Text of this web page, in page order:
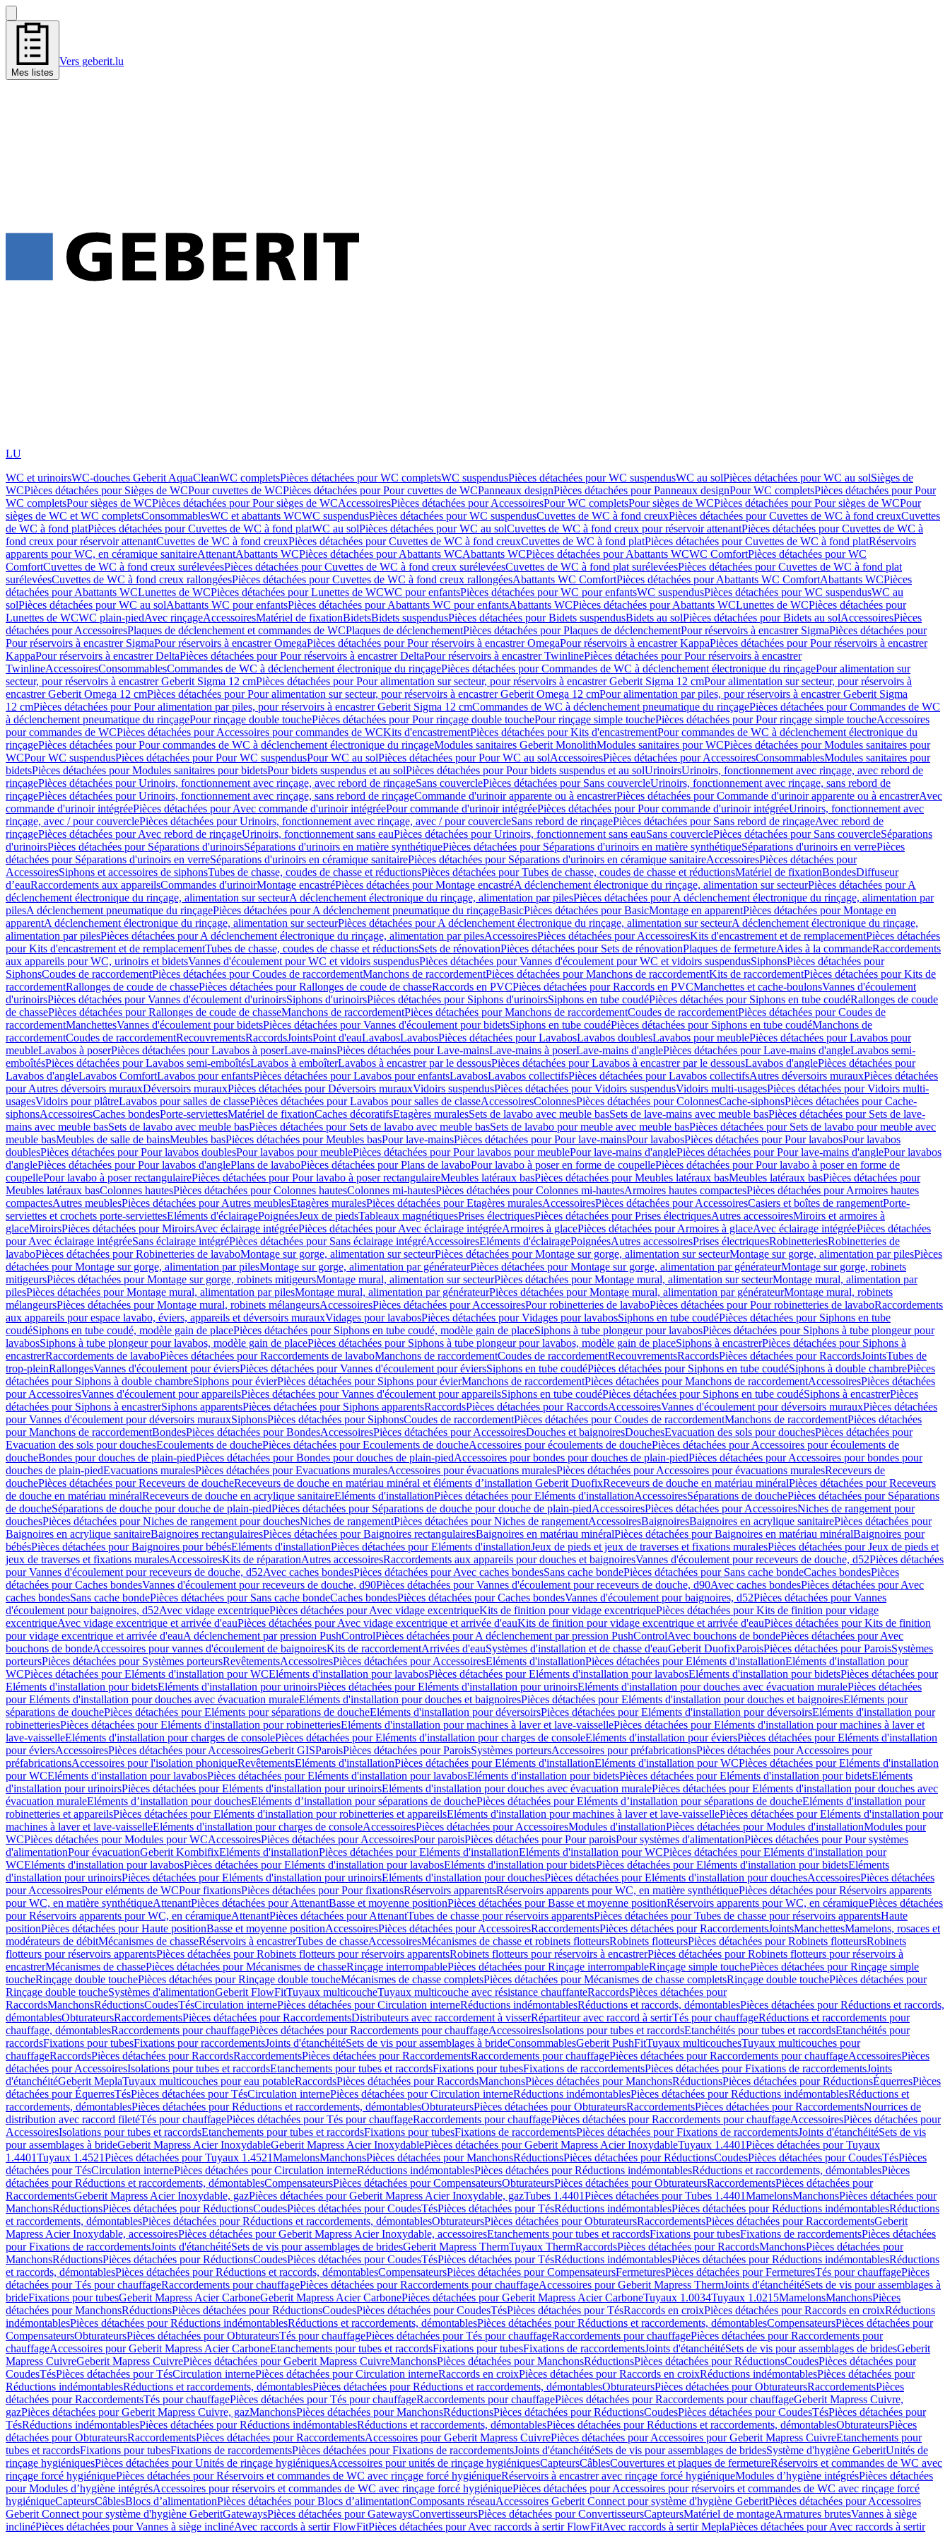
Mes listes
Vers geberit.lu
LU
WC et urinoirsWC-douches Geberit AquaCleanWC completsPièces détachées pour WC completsWC suspendusPièces détachées pour WC suspendusWC au solPièces détachées pour WC au solSièges de
WCPièces détachées pour Sièges de WCPour cuvettes de WCPièces détachées pour Pour cuvettes de WCPanneaux designPièces détachées pour Panneaux designPour WC completsPièces détachées pour Pour
WC completsPour sièges de WCPièces détachées pour Pour sièges de WCAccessoiresPièces détachées pour AccessoiresPour WC completsPour sièges de WCPièces détachées pour Pour sièges de WCPour
sièges de WC et WC completsConsommablesWC et abattants WCWC suspendusPièces détachées pour WC suspendusCuvettes de WC à fond creuxPièces détachées pour Cuvettes de WC à fond creuxCuvettes
de WC à fond platPièces détachées pour Cuvettes de WC à fond platWC au solPièces détachées pour WC au solCuvettes de WC à fond creux pour réservoir attenantPièces détachées pour Cuvettes de WC à
fond creux pour réservoir attenantCuvettes de WC à fond creuxPièces détachées pour Cuvettes de WC à fond creuxCuvettes de WC à fond platPièces détachées pour Cuvettes de WC à fond platRéservoirs
apparents pour WC, en céramique sanitaireAttenantAbattants WCPièces détachées pour Abattants WCAbattants WCPièces détachées pour Abattants WCWC ComfortPièces détachées pour WC
ComfortCuvettes de WC à fond creux surélevéesPièces détachées pour Cuvettes de WC à fond creux surélevéesCuvettes de WC à fond plat surélevéesPièces détachées pour Cuvettes de WC à fond plat
surélevéesCuvettes de WC à fond creux rallongéesPièces détachées pour Cuvettes de WC à fond creux rallongéesAbattants WC ComfortPièces détachées pour Abattants WC ComfortAbattants WCPièces
détachées pour Abattants WCLunettes de WCPièces détachées pour Lunettes de WCWC pour enfantsPièces détachées pour WC pour enfantsWC suspendusPièces détachées pour WC suspendusWC au
solPièces détachées pour WC au solAbattants WC pour enfantsPièces détachées pour Abattants WC pour enfantsAbattants WCPièces détachées pour Abattants WCLunettes de WCPièces détachées pour
Lunettes de WCWC plain-piedAvec rinçageAccessoiresMatériel de fixationBidetsBidets suspendusPièces détachées pour Bidets suspendusBidets au solPièces détachées pour Bidets au solAccessoiresPièces
détachées pour AccessoiresPlaques de déclenchement et commandes de WCPlaques de déclenchementPièces détachées pour Plaques de déclenchementPour réservoirs à encastrer SigmaPièces détachées pour
Pour réservoirs à encastrer SigmaPour réservoirs à encastrer OmegaPièces détachées pour Pour réservoirs à encastrer OmegaPour réservoirs à encastrer KappaPièces détachées pour Pour réservoirs à encastrer
KappaPour réservoirs à encastrer DeltaPièces détachées pour Pour réservoirs à encastrer DeltaPour réservoirs à encastrer TwinlinePièces détachées pour Pour réservoirs à encastrer
TwinlineAccessoiresConsommablesCommandes de WC à déclenchement électronique du rinçagePièces détachées pour Commandes de WC à déclenchement électronique du rinçagePour alimentation sur
secteur, pour réservoirs à encastrer Geberit Sigma 12 cmPièces détachées pour Pour alimentation sur secteur, pour réservoirs à encastrer Geberit Sigma 12 cmPour alimentation sur secteur, pour réservoirs à
encastrer Geberit Omega 12 cmPièces détachées pour Pour alimentation sur secteur, pour réservoirs à encastrer Geberit Omega 12 cmPour alimentation par piles, pour réservoirs à encastrer Geberit Sigma
12 cmPièces détachées pour Pour alimentation par piles, pour réservoirs à encastrer Geberit Sigma 12 cmCommandes de WC à déclenchement pneumatique du rinçagePièces détachées pour Commandes de WC
à déclenchement pneumatique du rinçagePour rinçage double touchePièces détachées pour Pour rinçage double touchePour rinçage simple touchePièces détachées pour Pour rinçage simple toucheAccessoires
pour commandes de WCPièces détachées pour Accessoires pour commandes de WCKits d'encastrementPièces détachées pour Kits d'encastrementPour commandes de WC à déclenchement électronique du
rinçagePièces détachées pour Pour commandes de WC à déclenchement électronique du rinçageModules sanitaires Geberit MonolithModules sanitaires pour WCPièces détachées pour Modules sanitaires pour
WCPour WC suspendusPièces détachées pour Pour WC suspendusPour WC au solPièces détachées pour Pour WC au solAccessoiresPièces détachées pour AccessoiresConsommablesModules sanitaires pour
bidetsPièces détachées pour Modules sanitaires pour bidetsPour bidets suspendus et au solPièces détachées pour Pour bidets suspendus et au solUrinoirsUrinoirs, fonctionnement avec rinçage, avec rebord de
rinçagePièces détachées pour Urinoirs, fonctionnement avec rinçage, avec rebord de rinçageSans couverclePièces détachées pour Sans couvercleUrinoirs, fonctionnement avec rinçage, sans rebord de
rinçagePièces détachées pour Urinoirs, fonctionnement avec rinçage, sans rebord de rinçageCommande d'urinoir apparente ou à encastrerPièces détachées pour Commande d'urinoir apparente ou à encastrerAvec
commande d'urinoir intégréePièces détachées pour Avec commande d'urinoir intégréePour commande d'urinoir intégréePièces détachées pour Pour commande d'urinoir intégréeUrinoirs, fonctionnement avec
rinçage, avec / pour couverclePièces détachées pour Urinoirs, fonctionnement avec rinçage, avec / pour couvercleSans rebord de rinçagePièces détachées pour Sans rebord de rinçageAvec rebord de
rinçagePièces détachées pour Avec rebord de rinçageUrinoirs, fonctionnement sans eauPièces détachées pour Urinoirs, fonctionnement sans eauSans couverclePièces détachées pour Sans couvercleSéparations
d'urinoirsPièces détachées pour Séparations d'urinoirsSéparations d'urinoirs en matière synthétiquePièces détachées pour Séparations d'urinoirs en matière synthétiqueSéparations d'urinoirs en verrePièces
détachées pour Séparations d'urinoirs en verreSéparations d'urinoirs en céramique sanitairePièces détachées pour Séparations d'urinoirs en céramique sanitaireAccessoiresPièces détachées pour
AccessoiresSiphons et accessoires de siphonsTubes de chasse, coudes de chasse et réductionsPièces détachées pour Tubes de chasse, coudes de chasse et réductionsMatériel de fixationBondesDiffuseur
d’eauRaccordements aux appareilsCommandes d'urinoirMontage encastréPièces détachées pour Montage encastréA déclenchement électronique du rinçage, alimentation sur secteurPièces détachées pour A
déclenchement électronique du rinçage, alimentation sur secteurA déclenchement électronique du rinçage, alimentation par pilesPièces détachées pour A déclenchement électronique du rinçage, alimentation par
pilesA déclenchement pneumatique du rinçagePièces détachées pour A déclenchement pneumatique du rinçageBasicPièces détachées pour BasicMontage en apparentPièces détachées pour Montage en
apparentA déclenchement électronique du rinçage, alimentation sur secteurPièces détachées pour A déclenchement électronique du rinçage, alimentation sur secteurA déclenchement électronique du rinçage,
alimentation par pilesPièces détachées pour A déclenchement électronique du rinçage, alimentation par pilesAccessoiresPièces détachées pour AccessoiresKits d'encastrement et de remplacementPièces détachées
pour Kits d'encastrement et de remplacementTubes de chasse, coudes de chasse et réductionsSets de rénovationPièces détachées pour Sets de rénovationPlaques de fermetureAides à la commandeRaccordements
aux appareils pour WC, urinoirs et bidetsVannes d'écoulement pour WC et vidoirs suspendusPièces détachées pour Vannes d'écoulement pour WC et vidoirs suspendusSiphonsPièces détachées pour
SiphonsCoudes de raccordementPièces détachées pour Coudes de raccordementManchons de raccordementPièces détachées pour Manchons de raccordementKits de raccordementPièces détachées pour Kits de
raccordementRallonges de coude de chassePièces détachées pour Rallonges de coude de chasseRaccords en PVCPièces détachées pour Raccords en PVCManchettes et cache-boulonsVannes d'écoulement
d'urinoirsPièces détachées pour Vannes d'écoulement d'urinoirsSiphons d'urinoirsPièces détachées pour Siphons d'urinoirsSiphons en tube coudéPièces détachées pour Siphons en tube coudéRallonges de coude
de chassePièces détachées pour Rallonges de coude de chasseManchons de raccordementPièces détachées pour Manchons de raccordementCoudes de raccordementPièces détachées pour Coudes de
raccordementManchettesVannes d'écoulement pour bidetsPièces détachées pour Vannes d'écoulement pour bidetsSiphons en tube coudéPièces détachées pour Siphons en tube coudéManchons de
raccordementCoudes de raccordementRecouvrementsRaccordsJointsPoint d'eauLavabosLavabosPièces détachées pour LavabosLavabos doublesLavabos pour meublePièces détachées pour Lavabos pour
meubleLavabos à poserPièces détachées pour Lavabos à poserLave-mainsPièces détachées pour Lave-mainsLave-mains à poserLave-mains d'anglePièces détachées pour Lave-mains d'angleLavabos semi-
emboîtésPièces détachées pour Lavabos semi-emboîtésLavabos à emboîterLavabos à encastrer par le dessousPièces détachées pour Lavabos à encastrer par le dessousLavabos d'anglePièces détachées pour
Lavabos d'angleLavabos ComfortLavabos pour enfantsPièces détachées pour Lavabos pour enfantsLavabosLavabos collectifsPièces détachées pour Lavabos collectifsAutres déversoirs murauxPièces détachées
pour Autres déversoirs murauxDéversoirs murauxPièces détachées pour Déversoirs murauxVidoirs suspendusPièces détachées pour Vidoirs suspendusVidoirs multi-usagesPièces détachées pour Vidoirs multi-
usagesVidoirs pour plâtreLavabos pour salles de classePièces détachées pour Lavabos pour salles de classeAccessoiresColonnesPièces détachées pour ColonnesCache-siphonsPièces détachées pour Cache-
siphonsAccessoiresCaches bondesPorte-serviettesMatériel de fixationCaches décoratifsEtagères muralesSets de lavabo avec meuble basSets de lave-mains avec meuble basPièces détachées pour Sets de lave-
mains avec meuble basSets de lavabo avec meuble basPièces détachées pour Sets de lavabo avec meuble basSets de lavabo pour meuble avec meuble basPièces détachées pour Sets de lavabo pour meuble avec
meuble basMeubles de salle de bainsMeubles basPièces détachées pour Meubles basPour lave-mainsPièces détachées pour Pour lave-mainsPour lavabosPièces détachées pour Pour lavabosPour lavabos
doublesPièces détachées pour Pour lavabos doublesPour lavabos pour meublePièces détachées pour Pour lavabos pour meublePour lave-mains d'anglePièces détachées pour Pour lave-mains d'anglePour lavabos
d'anglePièces détachées pour Pour lavabos d'anglePlans de lavaboPièces détachées pour Plans de lavaboPour lavabo à poser en forme de coupellePièces détachées pour Pour lavabo à poser en forme de
coupellePour lavabo à poser rectangulairePièces détachées pour Pour lavabo à poser rectangulaireMeubles latéraux basPièces détachées pour Meubles latéraux basMeubles latéraux basPièces détachées pour
Meubles latéraux basColonnes hautesPièces détachées pour Colonnes hautesColonnes mi-hautesPièces détachées pour Colonnes mi-hautesArmoires hautes compactesPièces détachées pour Armoires hautes
compactesAutres meublesPièces détachées pour Autres meublesEtagères muralesPièces détachées pour Etagères muralesAccessoiresPièces détachées pour AccessoiresCasiers et boîtes de rangementPorte-
serviettes et crochets porte-serviettesEléments d'éclairagePoignéesJeux de piedsTableaux magnétiquesPrises électriquesPièces détachées pour Prises électriquesAutres accessoiresMiroirs et armoires à
glaceMiroirsPièces détachées pour MiroirsAvec éclairage intégréePièces détachées pour Avec éclairage intégréeArmoires à glacePièces détachées pour Armoires à glaceAvec éclairage intégréePièces détachées
pour Avec éclairage intégréeSans éclairage intégréPièces détachées pour Sans éclairage intégréAccessoiresEléments d'éclairagePoignéesAutres accessoiresPrises électriquesRobinetteriesRobinetteries de
lavaboPièces détachées pour Robinetteries de lavaboMontage sur gorge, alimentation sur secteurPièces détachées pour Montage sur gorge, alimentation sur secteurMontage sur gorge, alimentation par pilesPièces
détachées pour Montage sur gorge, alimentation par pilesMontage sur gorge, alimentation par générateurPièces détachées pour Montage sur gorge, alimentation par générateurMontage sur gorge, robinets
mitigeursPièces détachées pour Montage sur gorge, robinets mitigeursMontage mural, alimentation sur secteurPièces détachées pour Montage mural, alimentation sur secteurMontage mural, alimentation par
pilesPièces détachées pour Montage mural, alimentation par pilesMontage mural, alimentation par générateurPièces détachées pour Montage mural, alimentation par générateurMontage mural, robinets
mélangeursPièces détachées pour Montage mural, robinets mélangeursAccessoiresPièces détachées pour AccessoiresPour robinetteries de lavaboPièces détachées pour Pour robinetteries de lavaboRaccordements
aux appareils pour espace lavabo, éviers, appareils et déversoirs murauxVidages pour lavabosPièces détachées pour Vidages pour lavabosSiphons en tube coudéPièces détachées pour Siphons en tube
coudéSiphons en tube coudé, modèle gain de placePièces détachées pour Siphons en tube coudé, modèle gain de placeSiphons à tube plongeur pour lavabosPièces détachées pour Siphons à tube plongeur pour
lavabosSiphons à tube plongeur pour lavabos, modèle gain de placePièces détachées pour Siphons à tube plongeur pour lavabos, modèle gain de placeSiphons à encastrerPièces détachées pour Siphons à
encastrerRaccordements de lavaboPièces détachées pour Raccordements de lavaboManchons de raccordementCoudes de raccordementRecouvrementsRaccordsPièces détachées pour RaccordsJointsTubes de
trop-pleinRallongesVannes d'écoulement pour éviersPièces détachées pour Vannes d'écoulement pour éviersSiphons en tube coudéPièces détachées pour Siphons en tube coudéSiphons à double chambrePièces
détachées pour Siphons à double chambreSiphons pour évierPièces détachées pour Siphons pour évierManchons de raccordementPièces détachées pour Manchons de raccordementAccessoiresPièces détachées
pour AccessoiresVannes d'écoulement pour appareilsPièces détachées pour Vannes d'écoulement pour appareilsSiphons en tube coudéPièces détachées pour Siphons en tube coudéSiphons à encastrerPièces
détachées pour Siphons à encastrerSiphons apparentsPièces détachées pour Siphons apparentsRaccordsPièces détachées pour RaccordsAccessoiresVannes d'écoulement pour déversoirs murauxPièces détachées
pour Vannes d'écoulement pour déversoirs murauxSiphonsPièces détachées pour SiphonsCoudes de raccordementPièces détachées pour Coudes de raccordementManchons de raccordementPièces détachées
pour Manchons de raccordementBondesPièces détachées pour BondesAccessoiresPièces détachées pour AccessoiresDouches et baignoiresDouchesEvacuation des sols pour douchesPièces détachées pour
Evacuation des sols pour douchesEcoulements de douchePièces détachées pour Ecoulements de doucheAccessoires pour écoulements de douchePièces détachées pour Accessoires pour écoulements de
doucheBondes pour douches de plain-piedPièces détachées pour Bondes pour douches de plain-piedAccessoires pour bondes pour douches de plain-piedPièces détachées pour Accessoires pour bondes pour
douches de plain-piedEvacuations muralesPièces détachées pour Evacuations muralesAccessoires pour évacuations muralesPièces détachées pour Accessoires pour évacuations muralesReceveurs de
douchePièces détachées pour Receveurs de doucheReceveurs de douche en matériau minéral et éléments d’installation Geberit DuofixReceveurs de douche en matériau minéralPièces détachées pour Receveurs
de douche en matériau minéralReceveurs de douche en acrylique sanitaireEléments d'installationPièces détachées pour Eléments d'installationAccessoiresSéparations de douchePièces détachées pour Séparations
de doucheSéparations de douche pour douche de plain-piedPièces détachées pour Séparations de douche pour douche de plain-piedAccessoiresPièces détachées pour AccessoiresNiches de rangement pour
douchesPièces détachées pour Niches de rangement pour douchesNiches de rangementPièces détachées pour Niches de rangementAccessoiresBaignoiresBaignoires en acrylique sanitairePièces détachées pour
Baignoires en acrylique sanitaireBaignoires rectangulairesPièces détachées pour Baignoires rectangulairesBaignoires en matériau minéralPièces détachées pour Baignoires en matériau minéralBaignoires pour
bébésPièces détachées pour Baignoires pour bébésEléments d'installationPièces détachées pour Eléments d'installationJeux de pieds et jeux de traverses et fixations muralesPièces détachées pour Jeux de pieds et
jeux de traverses et fixations muralesAccessoiresKits de réparationAutres accessoiresRaccordements aux appareils pour douches et baignoiresVannes d'écoulement pour receveurs de douche, d52Pièces détachées
pour Vannes d'écoulement pour receveurs de douche, d52Avec caches bondesPièces détachées pour Avec caches bondesSans cache bondePièces détachées pour Sans cache bondeCaches bondesPièces
détachées pour Caches bondesVannes d'écoulement pour receveurs de douche, d90Pièces détachées pour Vannes d'écoulement pour receveurs de douche, d90Avec caches bondesPièces détachées pour Avec
caches bondesSans cache bondePièces détachées pour Sans cache bondeCaches bondesPièces détachées pour Caches bondesVannes d'écoulement pour baignoires, d52Pièces détachées pour Vannes
d'écoulement pour baignoires, d52Avec vidage excentriquePièces détachées pour Avec vidage excentriqueKits de finition pour vidage excentriquePièces détachées pour Kits de finition pour vidage
excentriqueAvec vidage excentrique et arrivée d'eauPièces détachées pour Avec vidage excentrique et arrivée d'eauKits de finition pour vidage excentrique et arrivée d'eauPièces détachées pour Kits de finition
pour vidage excentrique et arrivée d'eauA déclenchement par pression PushControlPièces détachées pour A déclenchement par pression PushControlAvec bouchons de bondePièces détachées pour Avec
bouchons de bondeAccessoires pour vannes d'écoulement de baignoiresKits de raccordementArrivées d'eauSystèmes d'installation et de chasse d'eauGeberit DuofixParoisPièces détachées pour ParoisSystèmes
porteursPièces détachées pour Systèmes porteursRevêtementsAccessoiresPièces détachées pour AccessoiresEléments d'installationPièces détachées pour Eléments d'installationEléments d'installation pour
WCPièces détachées pour Eléments d'installation pour WCEléments d'installation pour lavabosPièces détachées pour Eléments d'installation pour lavabosEléments d'installation pour bidetsPièces détachées pour
Eléments d'installation pour bidetsEléments d'installation pour urinoirsPièces détachées pour Eléments d'installation pour urinoirsEléments d'installation pour douches avec évacuation muralePièces détachées
pour Eléments d'installation pour douches avec évacuation muraleEléments d'installation pour douches et baignoiresPièces détachées pour Eléments d'installation pour douches et baignoiresEléments pour
séparations de douchePièces détachées pour Eléments pour séparations de doucheEléments d'installation pour déversoirsPièces détachées pour Eléments d'installation pour déversoirsEléments d'installation pour
robinetteriesPièces détachées pour Eléments d'installation pour robinetteriesEléments d'installation pour machines à laver et lave-vaissellePièces détachées pour Eléments d'installation pour machines à laver et
lave-vaisselleEléments d'installation pour charges de consolePièces détachées pour Eléments d'installation pour charges de consoleEléments d'installation pour éviersPièces détachées pour Eléments d'installation
pour éviersAccessoiresPièces détachées pour AccessoiresGeberit GISParoisPièces détachées pour ParoisSystèmes porteursAccessoires pour préfabricationsPièces détachées pour Accessoires pour
préfabricationsAccessoires pour l'isolation phoniqueRevêtementsEléments d'installationPièces détachées pour Eléments d'installationEléments d'installation pour WCPièces détachées pour Eléments d'installation
pour WCEléments d'installation pour lavabosPièces détachées pour Eléments d'installation pour lavabosEléments d'installation pour bidetsPièces détachées pour Eléments d'installation pour bidetsEléments
d'installation pour urinoirsPièces détachées pour Eléments d'installation pour urinoirsEléments d'installation pour douches avec évacuation muralePièces détachées pour Eléments d'installation pour douches avec
évacuation muraleEléments d’installation pour douchesEléments d’installation pour séparations de douchePièces détachées pour Eléments d’installation pour séparations de doucheEléments d'installation pour
robinetteries et appareilsPièces détachées pour Eléments d'installation pour robinetteries et appareilsEléments d'installation pour machines à laver et lave-vaissellePièces détachées pour Eléments d'installation pour
machines à laver et lave-vaisselleEléments d'installation pour charges de consoleAccessoiresPièces détachées pour AccessoiresModules d'installationPièces détachées pour Modules d'installationModules pour
WCPièces détachées pour Modules pour WCAccessoiresPièces détachées pour AccessoiresPour paroisPièces détachées pour Pour paroisPour systèmes d'alimentationPièces détachées pour Pour systèmes
d'alimentationPour évacuationGeberit KombifixEléments d'installationPièces détachées pour Eléments d'installationEléments d'installation pour WCPièces détachées pour Eléments d'installation pour
WCEléments d'installation pour lavabosPièces détachées pour Eléments d'installation pour lavabosEléments d'installation pour bidetsPièces détachées pour Eléments d'installation pour bidetsEléments
d'installation pour urinoirsPièces détachées pour Eléments d'installation pour urinoirsEléments d'installation pour douchesPièces détachées pour Eléments d'installation pour douchesAccessoiresPièces détachées
pour AccessoiresPour eléments de WCPour fixationsPièces détachées pour Pour fixationsRéservoirs apparentsRéservoirs apparents pour WC, en matière synthétiquePièces détachées pour Réservoirs apparents
pour WC, en matière synthétiqueAttenantPièces détachées pour AttenantBasse et moyenne positionPièces détachées pour Basse et moyenne positionRéservoirs apparents pour WC, en céramiquePièces détachées
pour Réservoirs apparents pour WC, en céramiqueAttenantPièces détachées pour AttenantTubes de chasse pour réservoirs apparentsPièces détachées pour Tubes de chasse pour réservoirs apparentsHaute
positionPièces détachées pour Haute positionBasse et moyenne positionAccessoiresPièces détachées pour AccessoiresRaccordementsPièces détachées pour RaccordementsJointsManchettesMamelons, rosaces et
modérateurs de débitMécanismes de chasseRéservoirs à encastrerTubes de chasseAccessoiresMécanismes de chasse et robinets flotteursRobinets flotteursPièces détachées pour Robinets flotteursRobinets
flotteurs pour réservoirs apparentsPièces détachées pour Robinets flotteurs pour réservoirs apparentsRobinets flotteurs pour réservoirs à encastrerPièces détachées pour Robinets flotteurs pour réservoirs à
encastrerMécanismes de chassePièces détachées pour Mécanismes de chasseRinçage interrompablePièces détachées pour Rinçage interrompableRinçage simple touchePièces détachées pour Rinçage simple
toucheRinçage double touchePièces détachées pour Rinçage double toucheMécanismes de chasse completsPièces détachées pour Mécanismes de chasse completsRinçage double touchePièces détachées pour
Rinçage double toucheSystèmes d'alimentationGeberit FlowFitTuyaux multicoucheTuyaux multicouche avec résistance chauffanteRaccordsPièces détachées pour
RaccordsManchonsRéductionsCoudesTésCirculation internePièces détachées pour Circulation interneRéductions indémontablesRéductions et raccords, démontablesPièces détachées pour Réductions et raccords,
démontablesObturateursRaccordementsPièces détachées pour RaccordementsDistributeurs avec raccordement à visserRépartiteur avec raccord à sertirTés pour chauffageRéductions et raccordements pour
chauffage, démontablesRaccordements pour chauffagePièces détachées pour Raccordements pour chauffageAccessoiresIsolations pour tubes et raccordsEtanchéités pour tubes et raccordsEtanchéités pour
raccordsFixations pour tubesFixations pour raccordementsJoints d'étanchéitéSets de vis pour assemblages à brideConsommablesGeberit PushFitTuyaux multicouchesTuyaux multicouches pour
chauffageRaccordsPièces détachées pour RaccordsRaccordementsPièces détachées pour RaccordementsRaccordements pour chauffagePièces détachées pour Raccordements pour chauffageAccessoiresPièces
détachées pour AccessoiresIsolations pour tubes et raccordsEtanchements pour tubes et raccordsFixations pour tubesFixations de raccordementsPièces détachées pour Fixations de raccordementsJoints
d'étanchéitéGeberit MeplaTuyaux multicouches pour eau potableRaccordsPièces détachées pour RaccordsManchonsPièces détachées pour ManchonsRéductionsPièces détachées pour RéductionsÉquerresPièces
détachées pour ÉquerresTésPièces détachées pour TésCirculation internePièces détachées pour Circulation interneRéductions indémontablesPièces détachées pour Réductions indémontablesRéductions et
raccordements, démontablesPièces détachées pour Réductions et raccordements, démontablesObturateursPièces détachées pour ObturateursRaccordementsPièces détachées pour RaccordementsNourrices de
distribution avec raccord filetéTés pour chauffagePièces détachées pour Tés pour chauffageRaccordements pour chauffagePièces détachées pour Raccordements pour chauffageAccessoiresPièces détachées pour
AccessoiresIsolations pour tubes et raccordsEtanchements pour tubes et raccordsFixations pour tubesFixations de raccordementsPièces détachées pour Fixations de raccordementsJoints d'étanchéitéSets de vis
pour assemblages à brideGeberit Mapress Acier InoxydableGeberit Mapress Acier InoxydablePièces détachées pour Geberit Mapress Acier InoxydableTuyaux 1.4401Pièces détachées pour Tuyaux
1.4401Tuyaux 1.4521Pièces détachées pour Tuyaux 1.4521MamelonsManchonsPièces détachées pour ManchonsRéductionsPièces détachées pour RéductionsCoudesPièces détachées pour CoudesTésPièces
détachées pour TésCirculation internePièces détachées pour Circulation interneRéductions indémontablesPièces détachées pour Réductions indémontablesRéductions et raccordements, démontablesPièces
détachées pour Réductions et raccordements, démontablesCompensateursPièces détachées pour CompensateursObturateursPièces détachées pour ObturateursRaccordementsPièces détachées pour
RaccordementsGeberit Mapress Acier Inoxydable, gazPièces détachées pour Geberit Mapress Acier Inoxydable, gazTubes 1.4401Pièces détachées pour Tubes 1.4401MamelonsManchonsPièces détachées pour
ManchonsRéductionsPièces détachées pour RéductionsCoudesPièces détachées pour CoudesTésPièces détachées pour TésRéductions indémontablesPièces détachées pour Réductions indémontablesRéductions
et raccordements, démontablesPièces détachées pour Réductions et raccordements, démontablesObturateursPièces détachées pour ObturateursRaccordementsPièces détachées pour RaccordementsGeberit
Mapress Acier Inoxydable, accessoiresPièces détachées pour Geberit Mapress Acier Inoxydable, accessoiresEtanchements pour tubes et raccordsFixations pour tubesFixations de raccordementsPièces détachées
pour Fixations de raccordementsJoints d'étanchéitéSets de vis pour assemblages de bridesGeberit Mapress ThermTuyaux ThermRaccordsPièces détachées pour RaccordsManchonsPièces détachées pour
ManchonsRéductionsPièces détachées pour RéductionsCoudesPièces détachées pour CoudesTésPièces détachées pour TésRéductions indémontablesPièces détachées pour Réductions indémontablesRéductions
et raccords, démontablesPièces détachées pour Réductions et raccords, démontablesCompensateursPièces détachées pour CompensateursFermeturesPièces détachées pour FermeturesTés pour chauffagePièces
détachées pour Tés pour chauffageRaccordements pour chauffagePièces détachées pour Raccordements pour chauffageAccessoires pour Geberit Mapress ThermJoints d'étanchéitéSets de vis pour assemblages à
brideFixations pour tubesGeberit Mapress Acier CarboneGeberit Mapress Acier CarbonePièces détachées pour Geberit Mapress Acier CarboneTuyaux 1.0034Tuyaux 1.0215MamelonsManchonsPièces
détachées pour ManchonsRéductionsPièces détachées pour RéductionsCoudesPièces détachées pour CoudesTésPièces détachées pour TésRaccords en croixPièces détachées pour Raccords en croixRéductions
indémontablesPièces détachées pour Réductions indémontablesRéductions et raccordements, démontablesPièces détachées pour Réductions et raccordements, démontablesCompensateursPièces détachées pour
CompensateursObturateursPièces détachées pour ObturateursTés pour chauffagePièces détachées pour Tés pour chauffageRaccordements pour chauffagePièces détachées pour Raccordements pour
chauffageAccessoires pour Geberit Mapress Acier CarboneEtanchements pour tubes et raccordsFixations pour tubesFixations de raccordementsJoints d'étanchéitéSets de vis pour assemblages de bridesGeberit
Mapress CuivreGeberit Mapress CuivrePièces détachées pour Geberit Mapress CuivreManchonsPièces détachées pour ManchonsRéductionsPièces détachées pour RéductionsCoudesPièces détachées pour
CoudesTésPièces détachées pour TésCirculation internePièces détachées pour Circulation interneRaccords en croixPièces détachées pour Raccords en croixRéductions indémontablesPièces détachées pour
Réductions indémontablesRéductions et raccordements, démontablesPièces détachées pour Réductions et raccordements, démontablesObturateursPièces détachées pour ObturateursRaccordementsPièces
détachées pour RaccordementsTés pour chauffagePièces détachées pour Tés pour chauffageRaccordements pour chauffagePièces détachées pour Raccordements pour chauffageGeberit Mapress Cuivre,
gazPièces détachées pour Geberit Mapress Cuivre, gazManchonsPièces détachées pour ManchonsRéductionsPièces détachées pour RéductionsCoudesPièces détachées pour CoudesTésPièces détachées pour
TésRéductions indémontablesPièces détachées pour Réductions indémontablesRéductions et raccordements, démontablesPièces détachées pour Réductions et raccordements, démontablesObturateursPièces
détachées pour ObturateursRaccordementsPièces détachées pour RaccordementsAccessoires pour Geberit Mapress CuivrePièces détachées pour Accessoires pour Geberit Mapress CuivreEtanchements pour
tubes et raccordsFixations pour tubesFixations de raccordementsPièces détachées pour Fixations de raccordementsJoints d'étanchéitéSets de vis pour assemblages de bridesSystème d'hygiène GeberitUnités de
rinçage hygiéniquesPièces détachées pour Unités de rinçage hygiéniquesAccessoires pour unités de rinçage hygiéniquesCapteursCâblesCouvertures et plaques de fermetureRéservoirs et commandes de WC avec
rinçage forcé hygiéniquePièces détachées pour Réservoirs et commandes de WC avec rinçage forcé hygiéniqueRéservoirs à encastrer avec rinçage forcé hygiéniqueModules d’hygiène intégrésPièces détachées
pour Modules d’hygiène intégrésAccessoires pour réservoirs et commandes de WC avec rinçage forcé hygiéniquePièces détachées pour Accessoires pour réservoirs et commandes de WC avec rinçage forcé
hygiéniqueCapteursCâblesBlocs d’alimentationPièces détachées pour Blocs d’alimentationComposants réseauAccessoires Geberit Connect pour système d'hygiène GeberitPièces détachées pour Accessoires
Geberit Connect pour système d'hygiène GeberitGatewaysPièces détachées pour GatewaysConvertisseursPièces détachées pour ConvertisseursCapteursMatériel de montageArmatures brutesVannes à siège
inclinéPièces détachées pour Vannes à siège inclinéAvec raccords à sertir FlowFitPièces détachées pour Avec raccords à sertir FlowFitAvec raccords à sertir MeplaPièces détachées pour Avec raccords à sertir